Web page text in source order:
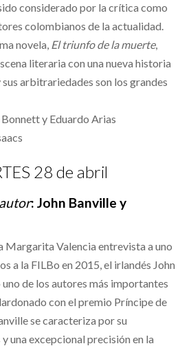
considerado por la crítica como
colombianos de la actualidad.
novela, El triunfo dela muerte,
literaria con una nueva historia
sus arbitrariedades son los grandes
y Eduardo Arias
28 de abril
: John Banville y
Margarita Valencia entrevista a uno
a la FILBo en 2015, el irlandés John
de los autores más importantes
con el premio Príncipe de
se caracteriza por su
una excepcional precisión en la